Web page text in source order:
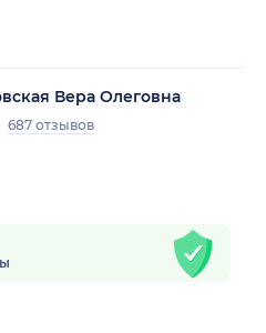
Вера Олеговна
687 отзывов